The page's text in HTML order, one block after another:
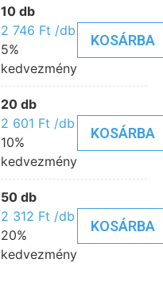
10 db
2 746 Ft /db
5%
kedvezmény
KOSÁRBA
20 db
2 601 Ft /db
10%
kedvezmény
KOSÁRBA
50 db
2 312 Ft /db
20%
kedvezmény
KOSÁRBA